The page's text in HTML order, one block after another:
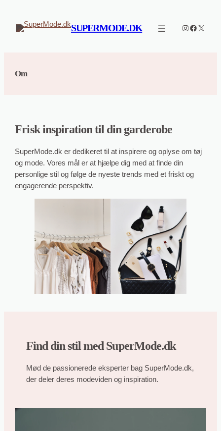
indhold
SUPERMODE.DK Instagram
X
Om
Frisk inspiration til din garderobe
SuperMode.dk er dedikeret til at inspirere og oplyse om tøj
og mode. Vores mål er at hjælpe dig med at finde din
personlige stil og følge de nyeste trends med et friskt og
engagerende perspektiv.
Find din stil med SuperMode.dk
Mød de passionerede eksperter bag SuperMode.dk,
der deler deres modeviden og inspiration.